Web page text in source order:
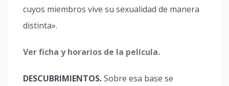
cuyos miembros vive su sexualidad de manera
distinta».
Ver ficha y horarios de la película.
DESCUBRIMIENTOS.Sobre esa base se